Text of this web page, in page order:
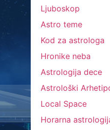
Ljuboskop
Astro teme
Kod za astrologa
Hronike neba
Astrologija dece
Astrološki
Local Space
Horarna